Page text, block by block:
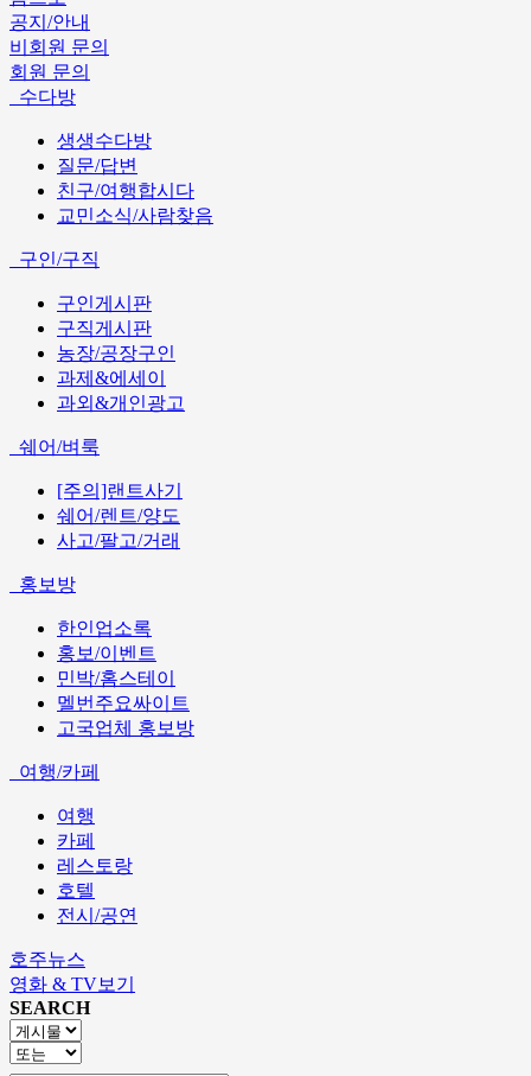
공지/안내
비회원 문의
회원 문의
수다방
생생수다방
질문/답변
친구/여행합시다
교민소식/사람찾음
구인/구직
구인게시판
구직게시판
농장/공장구인
과제&에세이
과외&개인광고
쉐어/벼룩
[주의]랜트사기
쉐어/렌트/양도
사고/팔고/거래
홍보방
한인업소록
홍보/이벤트
민박/홈스테이
멜번주요싸이트
고국업체 홍보방
여행/카페
여행
카페
레스토랑
호텔
전시/공연
호주뉴스
영화 & TV보기
SEARCH